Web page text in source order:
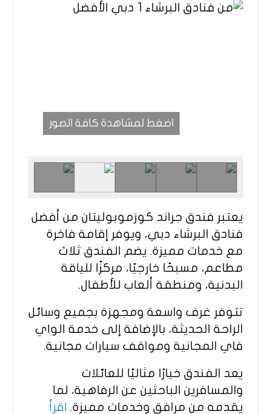
اضغط لمشاهدة كافة الصور
يعتبر فندق جراند كوزموبوليتان من أفضل
فنادق البرشاء دبي، ويوفر إقامة فاخرة
مع خدمات مميزة. يضم الفندق ثلاث
مطاعم، مسبحًا خارجيًا، مركزًا للياقة
البدنية، ومنطقة ألعاب للأطفال.​
تتوفر غرف واسعة ومجهزة بجميع وسائل
الراحة الحديثة، بالإضافة إلى خدمة الواي
فاي المجانية ومواقف سيارات مجانية.
يعد الفندق خيارًا مثاليًا للعائلات
والمسافرين الباحثين عن الرفاهية، لما
يقدمه من مرافق وخدمات مميزة.​ اقرأ